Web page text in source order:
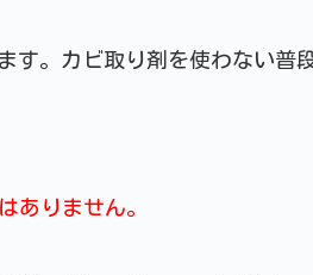
す。カビ取り剤を使わない普
ありません。